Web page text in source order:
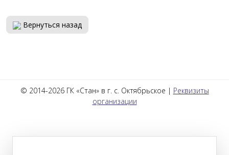
Вернуться назад
© 2014-2026 ГК «Стан» в г. с. Октябрьское | Реквизиты
организации